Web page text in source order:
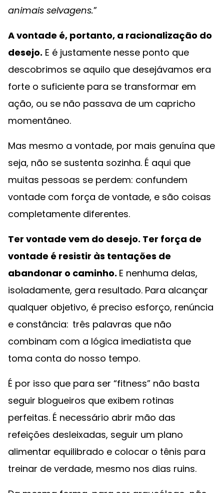
animais selvagens.”
A vontade é, portanto, a racionalização do
desejo. E é justamente nesse ponto que
descobrimos se aquilo que desejávamos era
forte o suficiente para se transformar em
ação, ou se não passava de um capricho
momentâneo.
Mas mesmo a vontade, por mais genuína que
seja, não se sustenta sozinha. É aqui que
muitas pessoas se perdem: confundem
vontade com força de vontade, e são coisas
completamente diferentes.
Ter vontade vem do desejo. Ter força de
vontade é resistir às tentações de
abandonar o caminho. E nenhuma delas,
isoladamente, gera resultado. Para alcançar
qualquer objetivo, é preciso esforço, renúncia
e constância: três palavras que não
combinam com a lógica imediatista que
toma conta do nosso tempo.
É por isso que para ser “fitness” não basta
seguir blogueiros que exibem rotinas
perfeitas. É necessário abrir mão das
refeições desleixadas, seguir um plano
alimentar equilibrado e colocar o tênis para
treinar de verdade, mesmo nos dias ruins.